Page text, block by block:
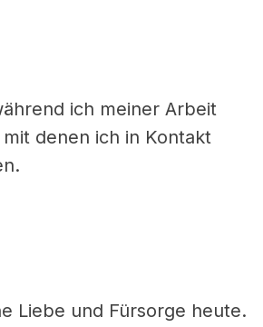
ich meiner Arbeit
denen ich in Kontakt
Liebe und Fürsorge heute.